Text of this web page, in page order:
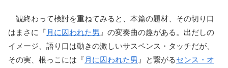
観終わって検討を重ねてみると、本篇の題材、その切り口
はまさに『 月に囚われた男 』の変奏曲の趣がある。出だしの
イメージ、語り口は動きの激しいサスペンス・タッチだが、
その実、根っこには『 月に囚われた男 』と繋がるセンス・オ